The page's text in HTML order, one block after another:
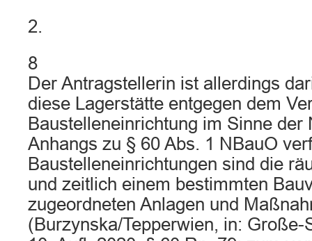
2.
8
Der Antragstellerin ist allerdings
diese Lagerstätte entgegen dem
Baustelleneinrichtung im Sinne der
Anhangs zu § 60 Abs. 1 NBauO
Baustelleneinrichtungen sind die
und zeitlich einem bestimmten
zugeordneten Anlagen und
(Burzynska/Tepperwien, in: Große-